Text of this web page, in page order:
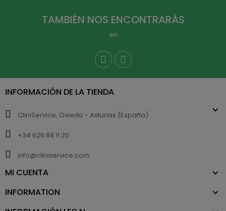
TAMBIÉN NOS ENCONTRARÁS
en
INFORMACIÓN DE LA TIENDA
CliniService, Oviedo - Asturias (España)
+34 626 89 11 20
info@cliniservice.com
MI CUENTA
INFORMATION